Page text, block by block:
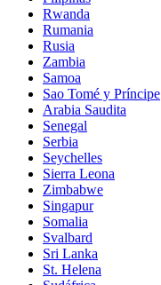
Rwanda
Rumania
Rusia
Zambia
Samoa
Sao Tomé y Príncipe
Arabia Saudita
Senegal
Serbia
Seychelles
Sierra Leona
Zimbabwe
Singapur
Somalia
Svalbard
Sri Lanka
St. Helena